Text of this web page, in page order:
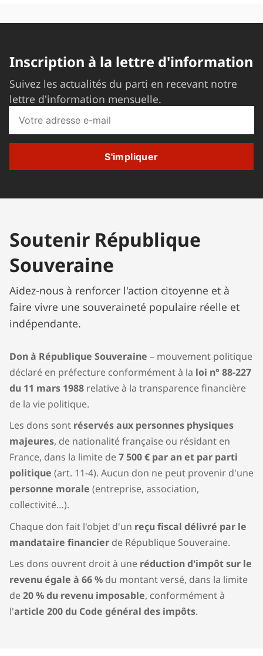
Inscription à la lettre d'information
Suivez les actualités du parti en recevant notre
lettre d'information mensuelle.
S'impliquer
Soutenir République
Souveraine
Aidez-nous à renforcer l'action citoyenne et à
faire vivre une souveraineté populaire réelle et
indépendante.
Don à République Souveraine – mouvement politique
déclaré en préfecture conformément à la loi n° 88-227
du 11 mars 1988 relative à la transparence financière
de la vie politique.
Les dons sont réservés aux personnes physiques
majeures, de nationalité française ou résidant en
France, dans la limite de7 500 € par an et par parti
politique (art. 11-4). Aucun don ne peut provenir d'une
personne morale (entreprise, association,
collectivité…).
Chaque don fait l'objet d'un reçu fiscal délivré par le
mandataire financier de République Souveraine.
Les dons ouvrent droit à une réduction d'impôt sur le
revenu égale à 66 % du montant versé, dans la limite
de20 % du revenu imposable, conformément à
l'article 200 du Code général des impôts.